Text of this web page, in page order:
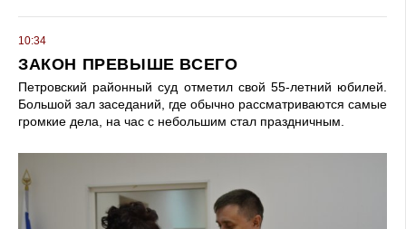
10:34
ЗАКОН ПРЕВЫШЕ ВСЕГО
Петровский районный суд отметил свой 55-летний юбилей.
Большой зал заседаний, где обычно рассматриваются самые
громкие дела, на час с небольшим стал праздничным.